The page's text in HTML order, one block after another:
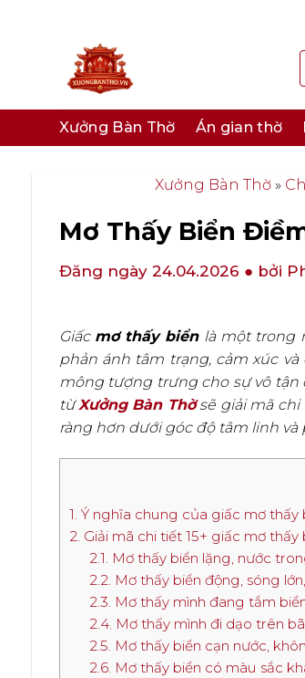
Xưởng Bàn Thờ Án gian thờ
Xưởng Bàn Thờ »
Mơ Thấy Biển
Đăng ngày 24.04.2026 ● bởi
Giấc mơ thấy biểnlà một trong
phản ánh tâm trạng, cảm xúc
mông tượng trưng cho sự vô
từXưởng Bàn Thờsẽ giải mã chi
ràng hơn dưới góc độ tâm linh và
1. Ý nghĩa chung của giấc mơ thấy
2. Giải mã chi tiết 15+ giấc mơ
2.1. Mơ thấy biển lặng, nước
2.2. Mơ thấy biển động, sóng
2.3. Mơ thấy mình đang tắm
2.4. Mơ thấy mình đi dạo trên
2.5. Mơ thấy biển cạn nước,
2.6. Mơ thấy biển có màu sắc